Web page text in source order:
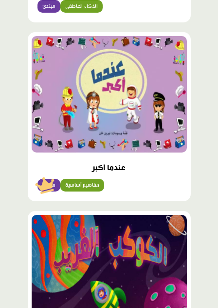
مبتدئ الذكاء العاطفي
محتوى
مميّز
عندما أكبر
مبتدئ مفاهيم أساسية
محتوى
مميّز